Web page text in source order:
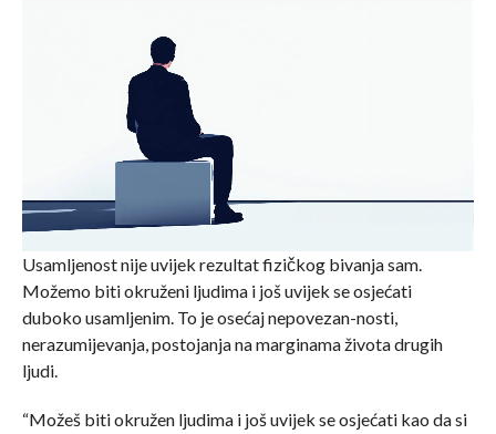
Usamljenost nije uvijek rezultat fizičkog bivanja sam.
Možemo biti okruženi ljudima i još uvijek se osjećati
duboko usamljenim. To je osećaj nepovezan-nosti,
nerazumijevanja, postojanja na marginama života drugih
ljudi.
“Možeš biti okružen ljudima i još uvijek se osjećati kao da si